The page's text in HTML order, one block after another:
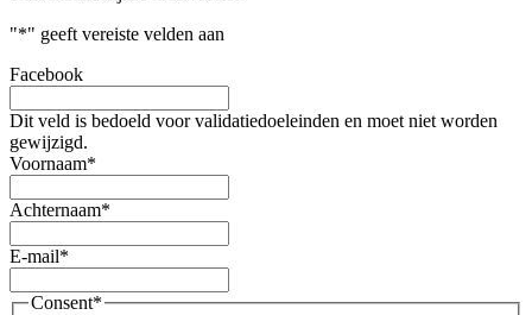
"*" geeft vereiste velden aan
Facebook
Dit veld is bedoeld voor validatiedoeleinden en moet niet worden
gewijzigd.
Voornaam*
Achternaam*
E-mail*
Consent*